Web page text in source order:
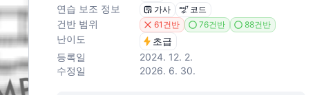
연습 보조 정보 가사 코드
건반 범위 61건반 76건반 88건반
난이도
초급
등록일
2024. 12. 2.
수정일
2026. 6. 30.